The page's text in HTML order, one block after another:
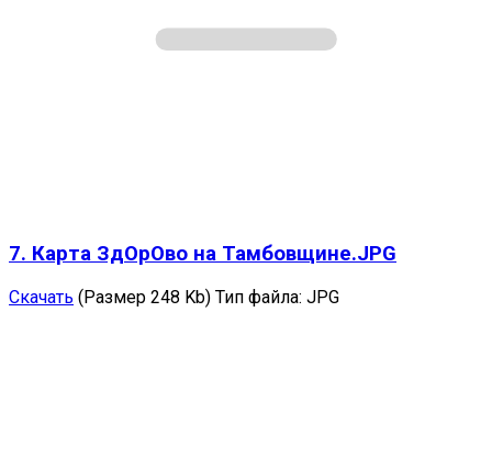
7. Карта ЗдОрОво на Тамбовщине.JPG
Скачать (Размер 248 Kb) Тип файла: JPG